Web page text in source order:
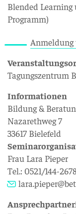
Blended Learning
Programm)
Anmeldung
Tagungszentrum
Informationen
Bildung &
Nazarethweg 7
33617 Bielefeld
Frau Lara Pieper
Tel.: 0521/144-2678